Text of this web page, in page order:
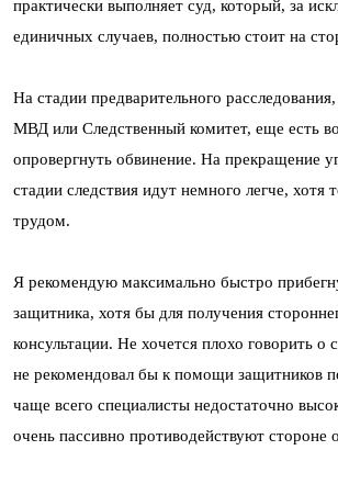
практически выполняет суд, который, за
единичных случаев, полностью стоит на
На стадии предварительного
МВД или Следственный комитет, еще есть
опровергнуть обвинение. На прекращение
стадии следствия идут немного легче, хотя
трудом.
Я рекомендую максимально быстро
защитника, хотя бы для получения
консультации. Не хочется плохо говорить о
не рекомендовал бы к помощи защитников
чаще всего специалисты недостаточно
очень пассивно противодействуют стороне